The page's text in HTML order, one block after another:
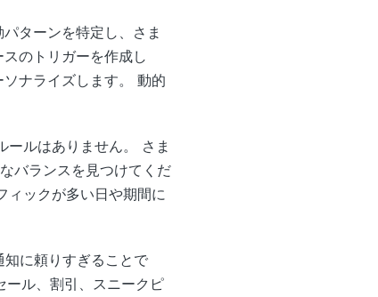
ターンを特定し、さま
のトリガーを作成し
ナライズします。 動的
ルはありません。 さま
バランスを見つけてくだ
ィックが多い日や期間に
に頼りすぎることで
ル、割引、スニークピ